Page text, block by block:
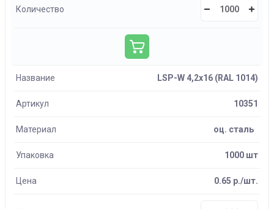
Количество
Название LSP-W 4,2х16 (RAL 1014)
Артикул 10351
Материал оц. сталь
Упаковка 1000 шт
Цена 0.65 р./шт.